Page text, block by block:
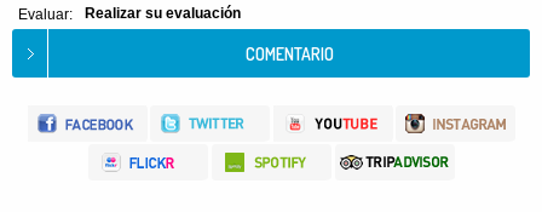
Evaluar: Realizar su evaluación